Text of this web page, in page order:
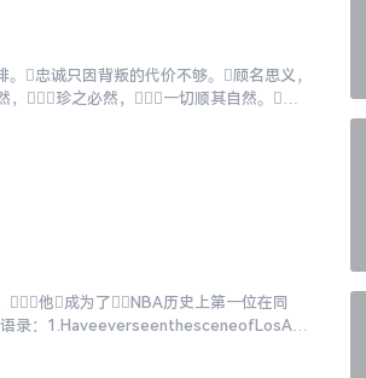
忠诚只因背叛的代价不够。顾名思义，
，珍之必然，一切顺其自然。迷
他成为了NBA历史上第一位在同
录：1.HaveeverseenthesceneofLosAn